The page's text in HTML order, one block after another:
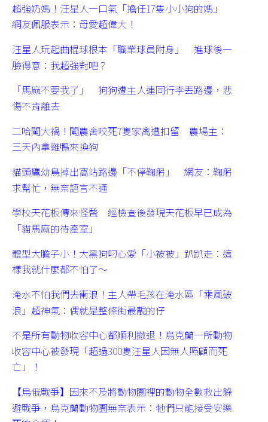
超強奶媽！汪星人一口氣「擔任17隻小小狗的媽」
網友佩服表示：母愛超偉大！
汪星人玩起曲棍球根本「職業球員附身」 進球後一
臉得意：我超強對吧？
「馬麻不要我了」 狗狗遭主人連同行李丟路邊，悲
傷不肯離去
二哈闖大禍！闖農舍咬死7隻家禽遭扣留 農場主：
三天內拿雞鴨來換狗
貓頭鷹幼鳥掉出窩站路邊「不停鞠躬」 網友：鞠躬
求幫忙，無奈語言不通
學校天花板傳來怪聲 經檢查後發現天花板早已成為
「貓馬麻的待產室」
體型大膽子小！大黑狗叼心愛「小被被」趴趴走：這
樣我就什麼都不怕了～
淹水不怕我們去衝浪！主人帶毛孩在淹水區「乘風破
浪」超神氣：偶就是整條街最靚的仔
不是所有動物收容中心都順利撤退！烏克蘭一所動物
收容中心被發現「超過300隻汪星人因無人照顧而死
亡」！
【烏俄戰爭】因來不及將動物園裡的動物全數救出躲
避戰爭，烏克蘭動物園無奈表示：牠們只能接受安樂